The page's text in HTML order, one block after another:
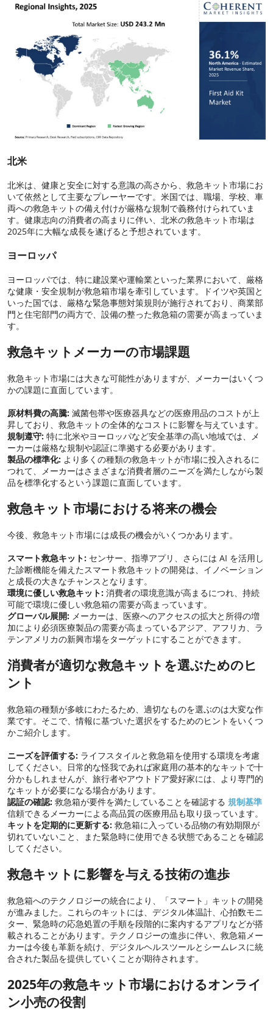
北米
北米は、健康と安全に対する意識の高さから、救急キット市場にお
いて依然として主要なプレーヤーです。米国では、職場、学校、車
両への救急キットの備え付けが厳格な規制で義務付けられていま
す。健康志向の消費者の高まりに伴い、北米の救急キット市場は
2025年に大幅な成長を遂げると予想されています。
ヨーロッパ
ヨーロッパでは、特に建設業や運輸業といった業界において、厳格
な健康・安全規制が救急箱市場を牽引しています。ドイツや英国と
いった国では、厳格な緊急事態対策規則が施行されており、商業部
門と住宅部門の両方で、設備の整った救急箱の需要が高まっていま
す。
救急キットメーカーの市場課題
救急キット市場には大きな可能性がありますが、メーカーはいくつ
かの課題に直面しています。
原材料費の高騰: 滅菌包帯や医療器具などの医療用品のコストが上
昇しており、救急キットの全体的なコストに影響を与えています。
規制遵守: 特に北米やヨーロッパなど安全基準の高い地域では、メ
ーカーは厳格な規制や認証に準拠する必要があります。
製品の標準化: より多くの種類の救急キットが市場に投入されるに
つれて、メーカーはさまざまな消費者層のニーズを満たしながら製
品を標準化するという課題に直面しています。
救急キット市場における将来の機会
今後、救急キット市場には成長の機会がいくつかあります。
スマート救急キット: センサー、指導アプリ、さらには AI を活用し
た診断機能を備えたスマート救急キットの開発は、イノベーション
と成長の大きなチャンスとなります。
環境に優しい救急キット: 消費者の環境意識が高まるにつれ、持続
可能で環境に優しい救急箱の需要が高まっています。
グローバル展開: メーカーは、医療へのアクセスの拡大と所得の増
加により必須医療製品の需要が高まっているアジア、アフリカ、ラ
テンアメリカの新興市場をターゲットにすることができます。
消費者が適切な救急キットを選ぶためのヒ
ント
救急箱の種類が多岐にわたるため、適切なものを選ぶのは大変な作
業です。そこで、情報に基づいた選択をするためのヒントをいくつ
かご紹介します。
ニーズを評価する: ライフスタイルと救急箱を使用する環境を考慮
してください。日常的な怪我であれば家庭用の基本的なキットで十
分かもしれませんが、旅行者やアウトドア愛好家には、より専門的
なキットが必要になる場合があります。
認証の確認: 救急箱が要件を満たしていることを確認する 規制基準
信頼できるメーカーによる高品質の医療用品も取り扱っています。
キットを定期的に更新する: 救急箱に入っている品物の有効期限が
切れていないこと、また緊急時に使用できる状態であることを確認
してください。
救急キットに影響を与える技術の進歩
救急箱へのテクノロジーの統合により、「スマート」キットの開発
が進みました。これらのキットには、デジタル体温計、心拍数モニ
ター、緊急時の応急処置の手順を​​段階的に案内するアプリなどが搭
載されることがあります。テクノロジーの進歩に伴い、救急箱メー
カーは今後も革新を続け、デジタルヘルスツールとシームレスに統
合された製品を提供していくことが期待されます。
2025年の救急キット市場におけるオンライ
ン小売の役割